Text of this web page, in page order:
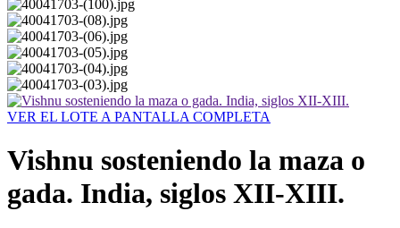
VER EL LOTE A PANTALLA COMPLETA
Vishnu sosteniendo la maza o
gada. India, siglos XII-XIII.